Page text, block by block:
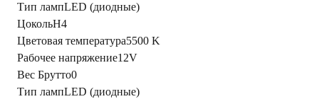
Тип лампLED (диодные)
ЦокольH4
Цветовая температура5500 K
Рабочее напряжение12V
Вес Брутто0
Тип лампLED (диодные)